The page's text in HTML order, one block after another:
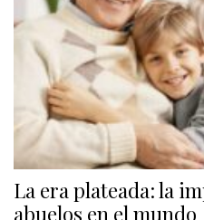
La era plateada: la
abuelos en el mundo